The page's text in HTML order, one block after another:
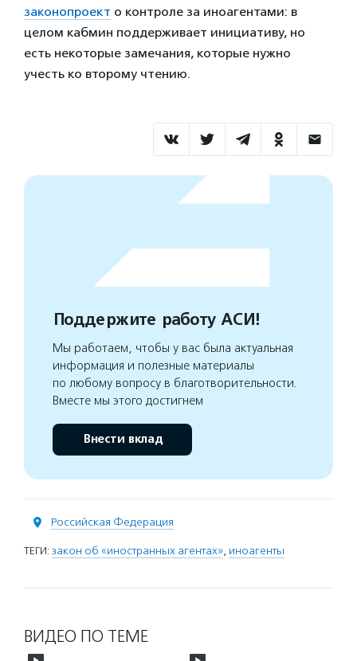
законопроект о контроле за иноагентами: в
целом кабмин поддерживает инициативу, но
есть некоторые замечания, которые нужно
учесть ко второму чтению.
Поддержите работу АСИ!
Мы работаем, чтобы у вас была актуальная
информация и полезные материалы
по любому вопросу в благотворительности.
Вместе мы этого достигнем
Внести вклад
Российская Федерация
ТЕГИ: закон об «иностранных агентах», иноагенты
ВИДЕО ПО ТЕМЕ